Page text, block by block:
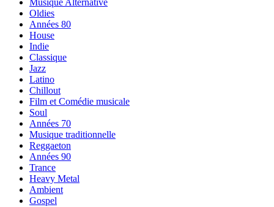
Musique Alternative
Oldies
Années 80
House
Indie
Classique
Jazz
Latino
Chillout
Film et Comédie musicale
Soul
Années 70
Musique traditionnelle
Reggaeton
Années 90
Trance
Heavy Metal
Ambient
Gospel